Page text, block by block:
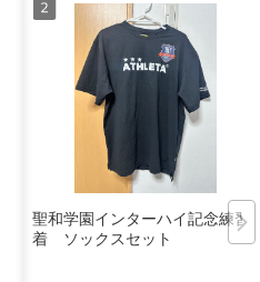
聖和学園インターハイ記念練習
着 ソックスセット